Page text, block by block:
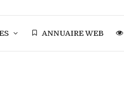
ANNUAIRE WEB